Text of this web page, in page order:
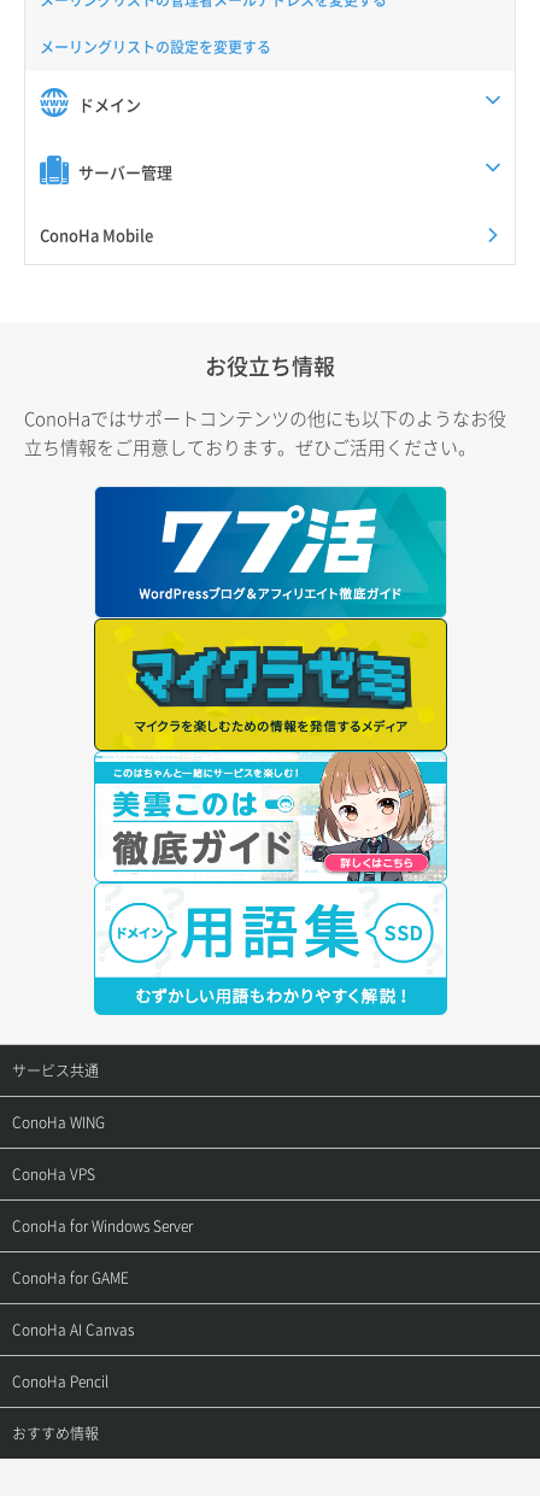
メーリングリストの設定を変更する
ドメイン
サーバー管理
ConoHa Mobile
お役立ち情報
ConoHaではサポートコンテンツの他にも以下のようなお役
立ち情報をご用意しております。ぜひご活用ください。
サービス共通
サポートトップ
ご契約・お支払い
用語集
お問い合わせ
ConoHa WING
サポートトップ
ご利用ガイド
お乗り換えガイド
よくある質問
ConoHa VPS
サポートトップ
ご利用ガイド
APIドキュメントVPS2.0
APIドキュメントVPS3.0
ConoHa for Windows Server
サポートトップ
ご利用ガイド
APIドキュメントVPS2.0
APIドキュメントVPS3.0
ConoHa for GAME
サポートトップ
ご利用ガイド
ConoHa AI Canvas
サポートトップ
ご利用ガイド
ConoHa Pencil
サポートトップ
おすすめ情報